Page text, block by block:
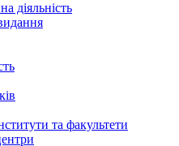
діяльність
та факультети